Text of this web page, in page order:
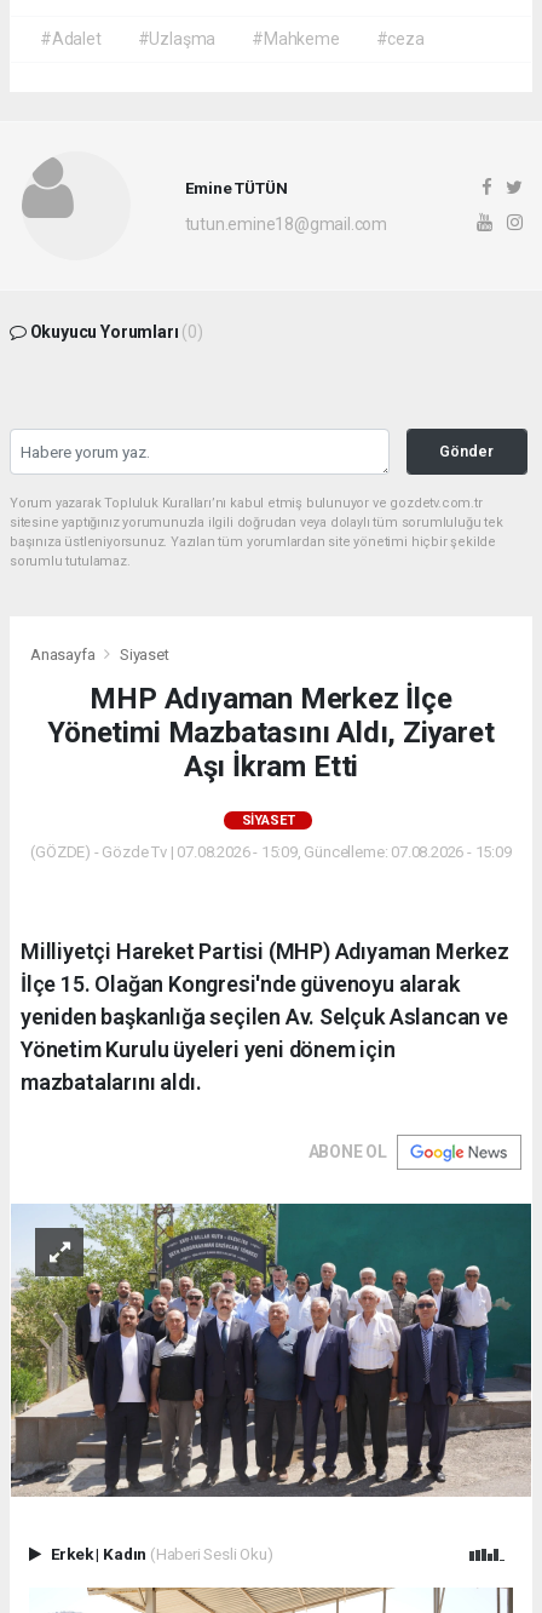
#Adalet #Uzlaşma #Mahkeme #ceza
Emine TÜTÜN
tutun.emine18@gmail.com
Okuyucu Yorumları (0)
Gönder
Yorum yazarak Topluluk Kuralları’nı kabul etmiş bulunuyor ve gozdetv.com.tr
sitesine yaptığınız yorumunuzla ilgili doğrudan veya dolaylı tüm sorumluluğu tek
başınıza üstleniyorsunuz. Yazılan tüm yorumlardan site yönetimi hiçbir şekilde
sorumlu tutulamaz.
Anasayfa Siyaset
MHP Adıyaman Merkez İlçe
Yönetimi Mazbatasını Aldı, Ziyaret
Aşı İkram Etti
SIYASET
(GÖZDE) - Gözde Tv | 07.08.2026 - 15:09, Güncelleme: 07.08.2026 - 15:09
Milliyetçi Hareket Partisi (MHP) Adıyaman Merkez
İlçe 15. Olağan Kongresi'nde güvenoyu alarak
yeniden başkanlığa seçilen Av. Selçuk Aslancan ve
Yönetim Kurulu üyeleri yeni dönem için
mazbatalarını aldı.
ABONE OL
Erkek| Kadın (Haberi Sesli Oku)